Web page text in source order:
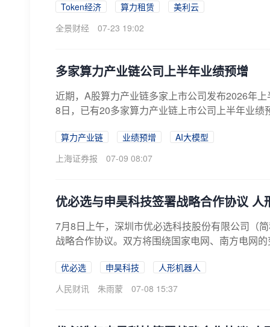
Token经济 算力租赁
美利云
全景财经
07-23 19:02
多家算力产业链公司上半年业绩预增
近期，A股算力产业链多家上市公司发布2026年
8日，已有20多家算力产业链上市公司上半年业
算力产业链 业绩预增
AI大模型
上海证券报
07-09 08:07
优必选与申昊科技签署战略合作协议
7月8日上午，深圳市优必选科技股份有限公司（
战略合作协议。双方将围绕国家电网、南方电网
优必选 申昊科技
人形机器人
人民财讯
朱雨蒙 07-08 15:37